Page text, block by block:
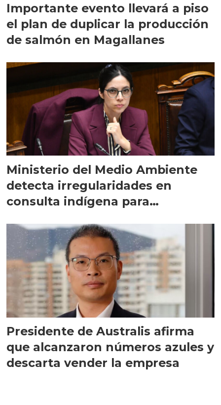
Importante evento llevará a piso
el plan de duplicar la producción
de salmón en Magallanes
Ministerio del Medio Ambiente
detecta irregularidades en
consulta indígena para
Presidente de Australis afirma
que alcanzaron números azules y
descarta vender la empresa